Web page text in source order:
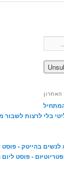
בלי לרצות לשבור
לנשים בהייטק -
- פוסט